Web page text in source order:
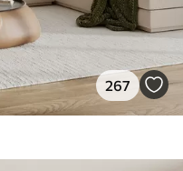
267